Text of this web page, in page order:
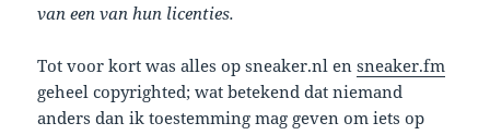
van een van hun licenties.
Tot voor kort was alles op sneaker.nl ensneaker.fm
geheel copyrighted; wat betekend dat niemand
anders dan ik toestemming mag geven om iets op